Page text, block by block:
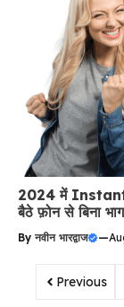
2024 में
बैठे फ़ोन से बिना
By नवीन भारद्वाज —
Previous